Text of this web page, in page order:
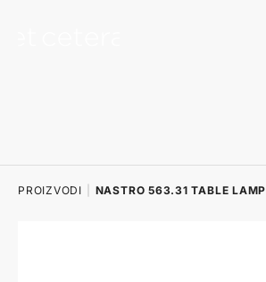
PROIZVODI NASTRO 563.31 TABLE LAMP